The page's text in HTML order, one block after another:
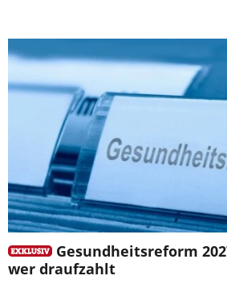
Gesundheitsreform
wer draufzahlt